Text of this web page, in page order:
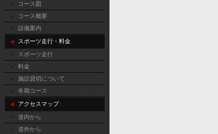
コース図
コース概要
設備案内
スポーツ走行・料金
スポーツ走行
料金
施設貸切について
冬期コース
アクセスマップ
道内から
道外から